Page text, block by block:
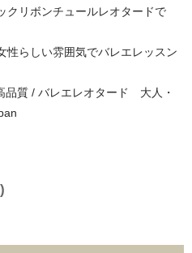
クリボンチュールレオタードで
性らしい雰囲気でバレエレッスン
品質 / バレエレオタード 大人・